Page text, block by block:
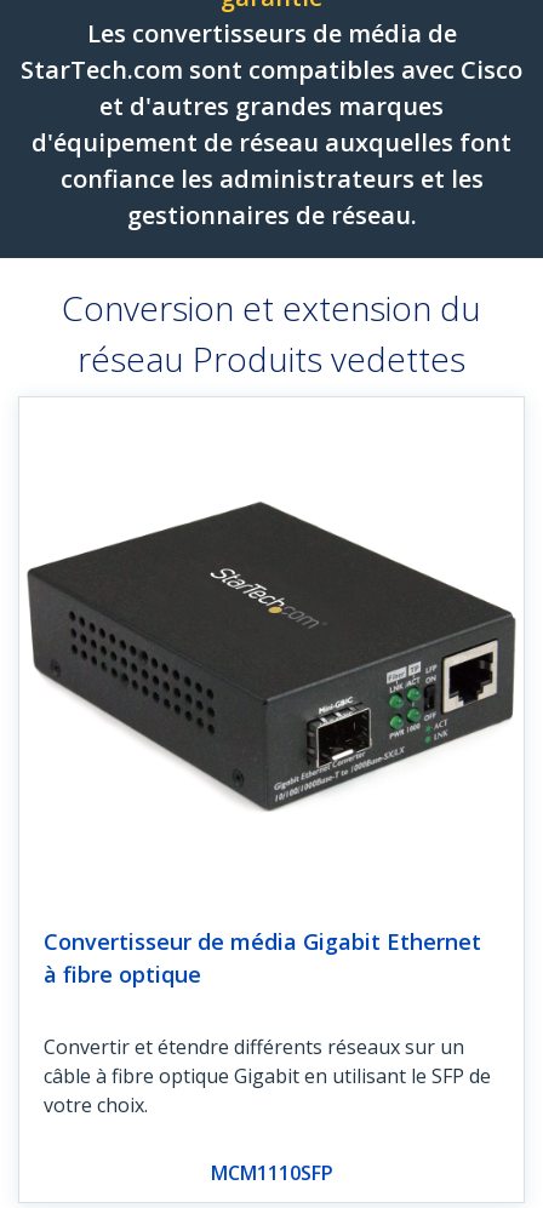
Les convertisseurs de média de
StarTech.com sont compatibles avec Cisco
et d'autres grandes marques
d'équipement de réseau auxquelles font
confiance les administrateurs et les
gestionnaires de réseau.
Conversion et extension du
réseau Produits vedettes
Convertisseur de média Gigabit Ethernet
à fibre optique
Convertir et étendre différents réseaux sur un
câble à fibre optique Gigabit en utilisant le SFP de
votre choix.
MCM1110SFP